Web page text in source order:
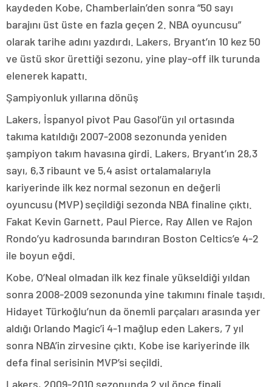
kaydeden Kobe, Chamberlain’den sonra “50 sayı
barajını üst üste en fazla geçen 2. NBA oyuncusu”
olarak tarihe adını yazdırdı. Lakers, Bryant’ın 10 kez 50
ve üstü skor ürettiği sezonu, yine play-off ilk turunda
elenerek kapattı.
Şampiyonluk yıllarına dönüş
Lakers, İspanyol pivot Pau Gasol’ün yıl ortasında
takıma katıldığı 2007-2008 sezonunda yeniden
şampiyon takım havasına girdi. Lakers, Bryant’ın 28,3
sayı, 6,3 ribaunt ve 5,4 asist ortalamalarıyla
kariyerinde ilk kez normal sezonun en değerli
oyuncusu (MVP) seçildiği sezonda NBA finaline çıktı.
Fakat Kevin Garnett, Paul Pierce, Ray Allen ve Rajon
Rondo’yu kadrosunda barındıran Boston Celtics’e 4-2
ile boyun eğdi.
Kobe, O’Neal olmadan ilk kez finale yükseldiği yıldan
sonra 2008-2009 sezonunda yine takımını finale taşıdı.
Hidayet Türkoğlu’nun da önemli parçaları arasında yer
aldığı Orlando Magic’i 4-1 mağlup eden Lakers, 7 yıl
sonra NBA’in zirvesine çıktı. Kobe ise kariyerinde ilk
defa final serisinin MVP’si seçildi.
Lakers, 2009-2010 sezonunda 2 yıl önce finali